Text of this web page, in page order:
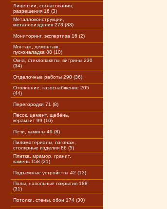
Лицензии, согласования,
разрешения 16 (3)
Металлоконструкции,
металлоизделия 273 (33)
Мониторинг, экспертиза 16 (2)
Монтаж, демонтаж,
пусконаладка 88 (10)
Окна, стеклопакеты, витрины 230
(34)
Отделочные работы 290 (36)
Отопление, газоснабжение 205
(44)
Перегородки 71 (8)
Песок, цемент, щебень,
керамзит 99 (16)
Печи, камины 49 (8)
Пиломатериалы, погонаж,
столярные изделия 86 (5)
Плитка, мрамор, гранит,
камень 158 (31)
Подъемные устройства 42 (13)
Полы, напольные покрытия 188
(31)
Потолки, стены, обои 174 (30)